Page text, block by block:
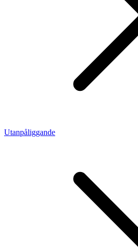
Utanpåliggande